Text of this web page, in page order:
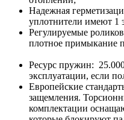
Надежная
уплотнители имеют 1
Регулируемые
плотное
Ресурс пружин:
эксплуатации, если
Европейские
защемления.
комплектации